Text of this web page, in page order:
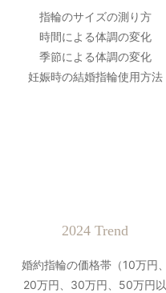
指輪のサイズの測り方
時間による体調の変化
季節による体調の変化
妊娠時の結婚指輪使用方法
2024 Trend
婚約指輪の価格帯（10万円、
20万円、30万円、50万円以